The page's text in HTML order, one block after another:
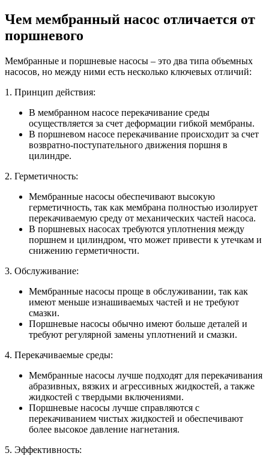
Чем мембранный насос отличается от
поршневого
Мембранные и поршневые насосы – это два типа объемных
насосов, но между ними есть несколько ключевых отличий:
1. Принцип действия:
В мембранном насосе перекачивание среды
осуществляется за счет деформации гибкой мембраны.
В поршневом насосе перекачивание происходит за счет
возвратно-поступательного движения поршня в
цилиндре.
2. Герметичность:
Мембранные насосы обеспечивают высокую
герметичность, так как мембрана полностью изолирует
перекачиваемую среду от механических частей насоса.
В поршневых насосах требуются уплотнения между
поршнем и цилиндром, что может привести к утечкам и
снижению герметичности.
3. Обслуживание:
Мембранные насосы проще в обслуживании, так как
имеют меньше изнашиваемых частей и не требуют
смазки.
Поршневые насосы обычно имеют больше деталей и
требуют регулярной замены уплотнений и смазки.
4. Перекачиваемые среды:
Мембранные насосы лучше подходят для перекачивания
абразивных, вязких и агрессивных жидкостей, а также
жидкостей с твердыми включениями.
Поршневые насосы лучше справляются с
перекачиванием чистых жидкостей и обеспечивают
более высокое давление нагнетания.
5. Эффективность: